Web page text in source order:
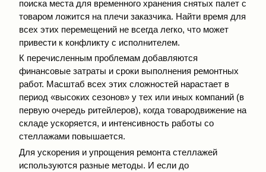
поиска места для временного хранения снятых палет с
товаром ложится на плечи заказчика. Найти время для
всех этих перемещений не всегда легко, что может
привести к конфликту с исполнителем.
К перечисленным проблемам добавляются
финансовые затраты и сроки выполнения ремонтных
работ. Масштаб всех этих сложностей нарастает в
период «высоких сезонов» у тех или иных компаний (в
первую очередь ритейлеров), когда товародвижение на
складе ускоряется, и интенсивность работы со
стеллажами повышается.
Для ускорения и упрощения ремонта стеллажей
используются разные методы. И если до